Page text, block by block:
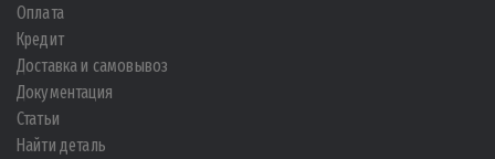
Оплата
Кредит
Доставка и самовывоз
Документация
Статьи
Найти деталь